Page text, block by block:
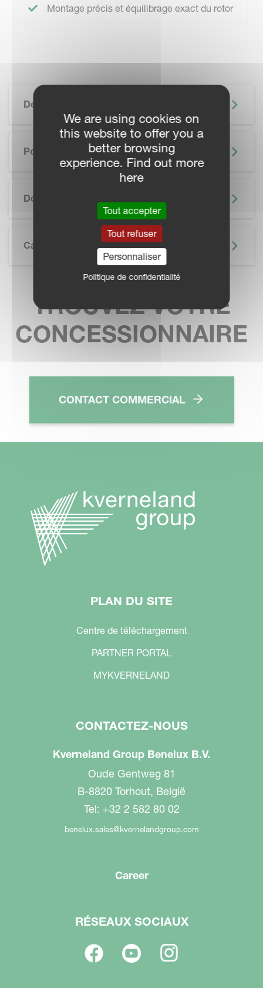
Montage précis et équilibrage exact du rotor
Description
Points Forts
Documentation
Caractéristiques Techniques
TROUVEZ VOTRE
CONCESSIONNAIRE
CONTACT COMMERCIAL
PLAN DU SITE
Centre de téléchargement
PARTNER PORTAL
MYKVERNELAND
CONTACTEZ-NOUS
Kverneland Group Benelux B.V.
Oude Gentweg 81
B-8820 Torhout, België
Tel: +32 2 582 80 02
benelux.sales@kvernelandgroup.com
Career
RÉSEAUX SOCIAUX
We are using cookies on
this website to offer you a
better browsing
experience. Find out more
here
Tout accepter
Tout refuser
Personnaliser
Politique de confidentialité